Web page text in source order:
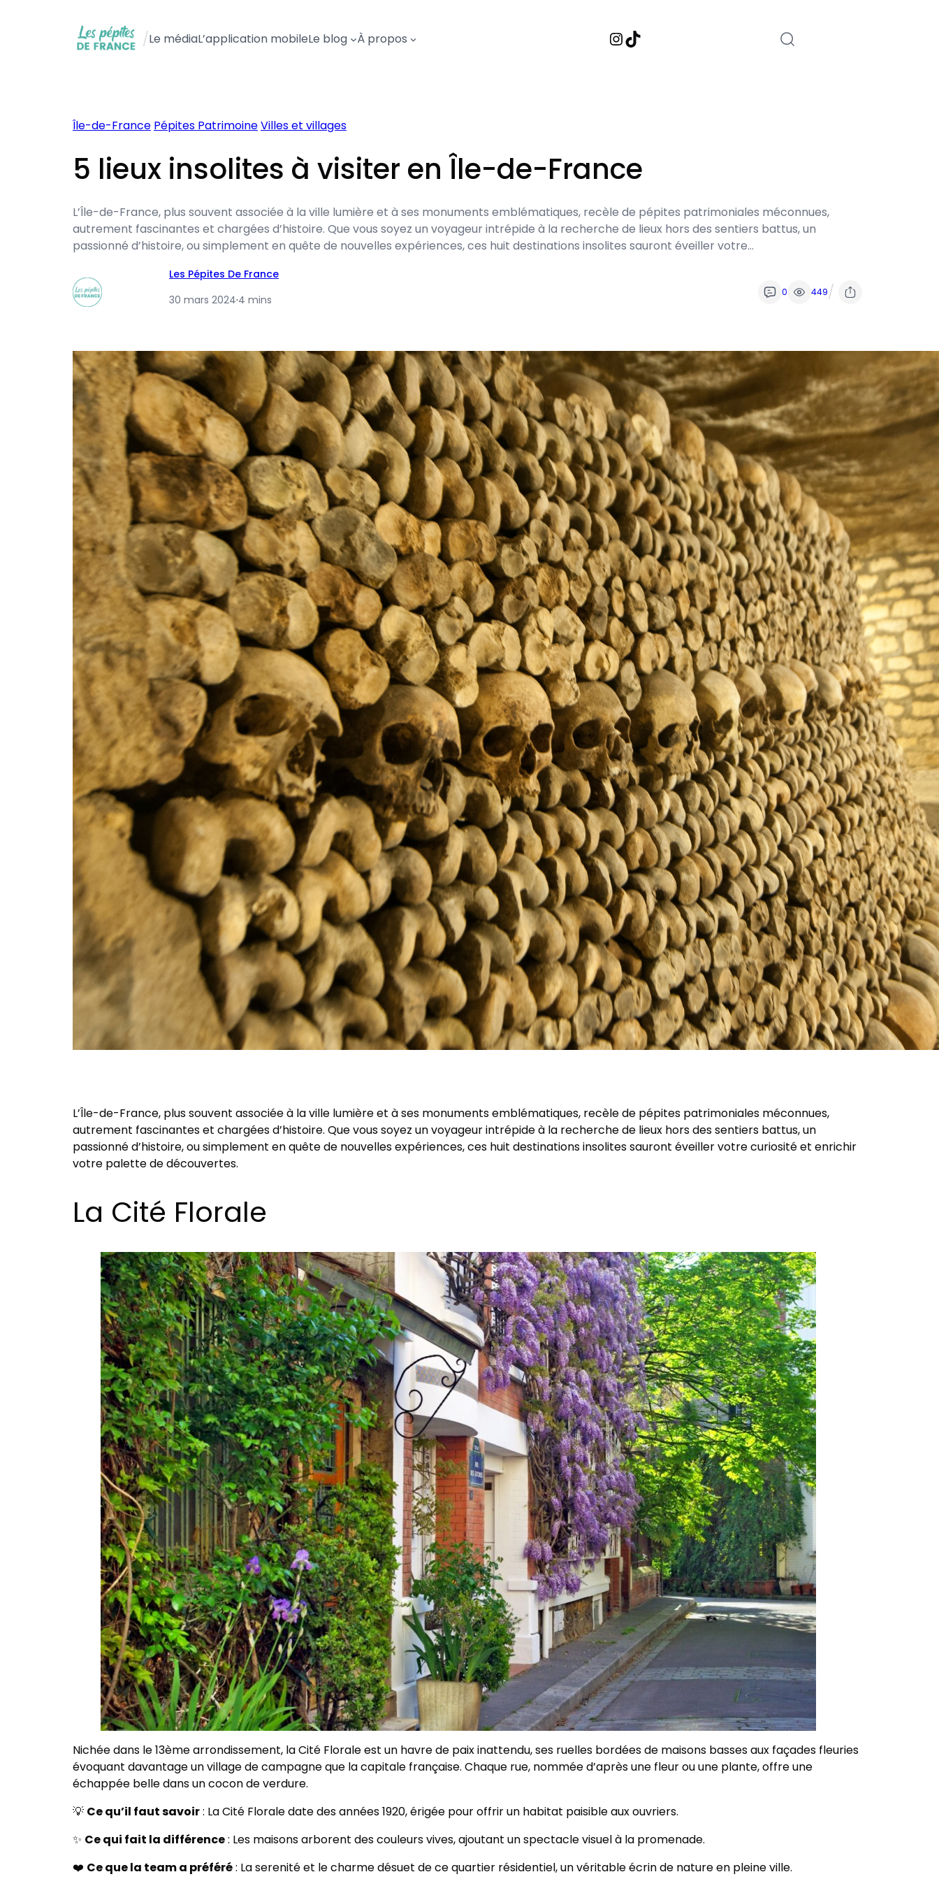
/Le médiaL’application mobileLe blog À propos Instagram
TikTok
Île-de-France Pépites PatrimoineVilles et villages
5 lieux insolites à visiter en Île-de-France
L’Île-de-France, plus souvent associée à la ville lumière et à ses monuments emblématiques, recèle de pépites patrimoniales méconnues,
autrement fascinantes et chargées d’histoire. Que vous soyez un voyageur intrépide à la recherche de lieux hors des sentiers battus, un
passionné d’histoire, ou simplement en quête de nouvelles expériences, ces huit destinations insolites sauront éveiller votre…
Les Pépites De France
30 mars 2024·4 mins
0 449/
L’Île-de-France, plus souvent associée à la ville lumière et à ses monuments emblématiques, recèle de pépites patrimoniales méconnues,
autrement fascinantes et chargées d’histoire. Que vous soyez un voyageur intrépide à la recherche de lieux hors des sentiers battus, un
passionné d’histoire, ou simplement en quête de nouvelles expériences, ces huit destinations insolites sauront éveiller votre curiosité et enrichir
votre palette de découvertes.
La Cité Florale
Nichée dans le 13ème arrondissement, la Cité Florale est un havre de paix inattendu, ses ruelles bordées de maisons basses aux façades fleuries
évoquant davantage un village de campagne que la capitale française. Chaque rue, nommée d’après une fleur ou une plante, offre une
échappée belle dans un cocon de verdure.
💡 Ce qu’il faut savoir: La Cité Florale date des années 1920, érigée pour offrir un habitat paisible aux ouvriers.
✨ Ce qui fait la différence: Les maisons arborent des couleurs vives, ajoutant un spectacle visuel à la promenade.
❤️ Ce que la team a préféré: La serenité et le charme désuet de ce quartier résidentiel, un véritable écrin de nature en pleine ville.